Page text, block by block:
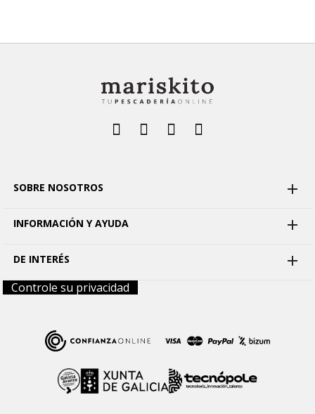
SOBRE NOSOTROS 
INFORMACIÓN Y AYUDA 
DE INTERÉS 
Controle su privacidad